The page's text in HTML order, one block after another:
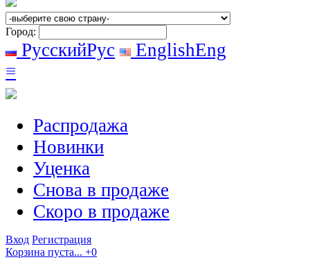
Город:
РусскийРус EnglishEng
≡
Распродажа
Новинки
Уценка
Снова в продаже
Скоро в продаже
Вход Регистрация
Корзина пуста... +0